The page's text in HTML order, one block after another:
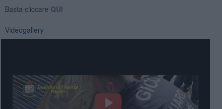
Basta cliccare QUI
Videogallery